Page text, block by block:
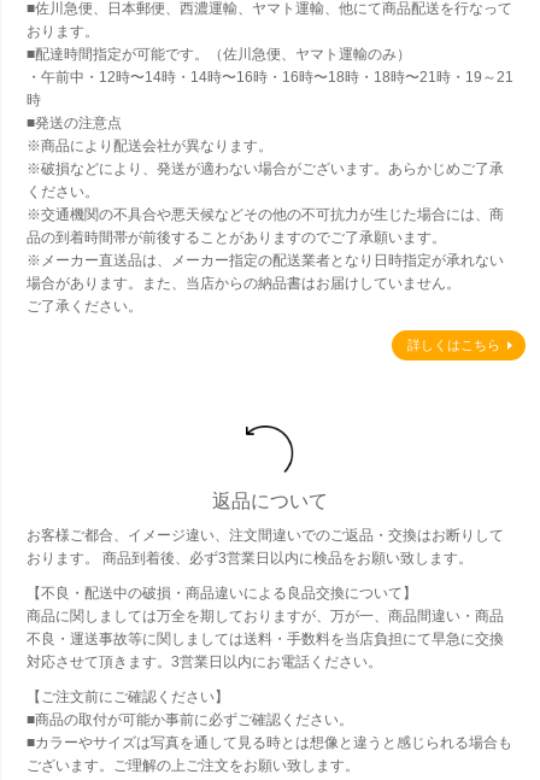
■佐川急便、日本郵便、西濃運輸、ヤマト運輸、他にて商品配送を行なって
おります。
■配達時間指定が可能です。（佐川急便、ヤマト運輸のみ）
・午前中・12時〜14時・14時〜16時・16時〜18時・18時〜21時・19～21
時
■発送の注意点
※商品により配送会社が異なります。
※破損などにより、発送が適わない場合がございます。あらかじめご了承
ください。
※交通機関の不具合や悪天候などその他の不可抗力が生じた場合には、商
品の到着時間帯が前後することがありますのでご了承願います。
※メーカー直送品は、メーカー指定の配送業者となり日時指定が承れない
場合があります。また、当店からの納品書はお届けしていません。
ご了承ください。
詳しくはこちら
返品について
お客様ご都合、イメージ違い、注文間違いでのご返品・交換はお断りして
おります。 商品到着後、必ず3営業日以内に検品をお願い致します。
【不良・配送中の破損・商品違いによる良品交換について】
商品に関しましては万全を期しておりますが、万が一、商品間違い・商品
不良・運送事故等に関しましては送料・手数料を当店負担にて早急に交換
対応させて頂きます。3営業日以内にお電話ください。
【ご注文前にご確認ください】
■商品の取付が可能か事前に必ずご確認ください。
■カラーやサイズは写真を通して見る時とは想像と違うと感じられる場合も
ございます。ご理解の上ご注文をお願い致します。